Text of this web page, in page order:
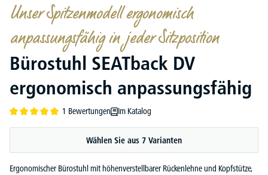
Unser Spitzenmodell ergonomisch
anpassungsfähig in jeder Sitzposition
Bürostuhl SEATback DV
ergonomisch anpassungsfähig
1 Bewertungen Im Katalog
Wählen Sie aus 7 Varianten
Ergonomischer Bürostuhl mit höhenverstellbarer Rückenlehne und Kopfstütze,